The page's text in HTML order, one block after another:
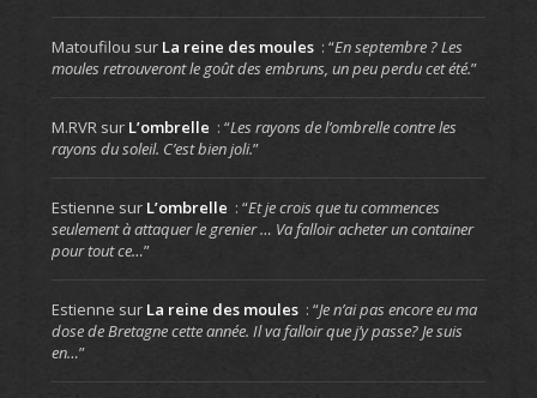
Matoufilou sur La reine des moules : “En septembre ? Les
moules retrouveront le goût des embruns, un peu perdu cet été.”
M.RVRsur L’ombrelle : “Les rayons de l’ombrelle contre les
rayons du soleil. C’est bien joli.”
Estienne sur L’ombrelle : “Et je crois que tu commences
seulement à attaquer le grenier … Va falloir acheter un container
pour tout ce…”
Estienne sur La reine des moules : “Je n’ai pas encore eu ma
dose de Bretagne cette année. Il va falloir que j’y passe? Je suis
en…”